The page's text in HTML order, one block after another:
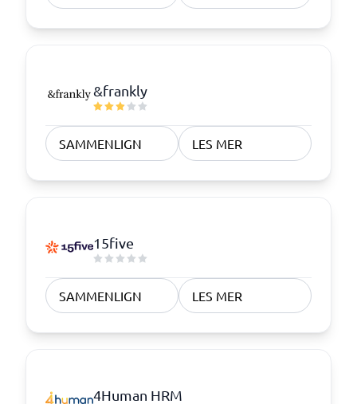
&frankly
SAMMENLIGN LES MER
15five
SAMMENLIGN LES MER
4Human HRM